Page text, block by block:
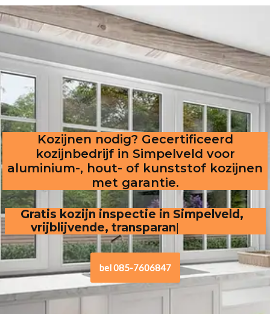
Kozijnen nodig? Gecertificeerd
kozijnbedrijf in Simpelveld voor
aluminium-, hout- of kunststof kozijnen
met garantie.
Gratis kozijn inspectie in Simpelveld,
vrijblijvende, transparante offerte
bel 085-7606847